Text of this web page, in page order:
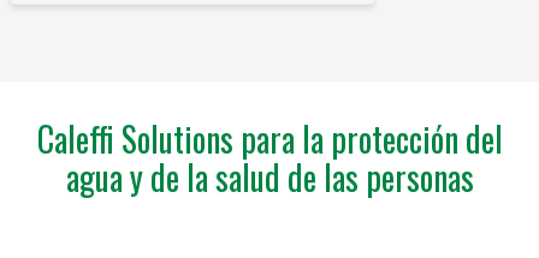
Caleffi Solutions para la protección del
agua y de la salud de las personas